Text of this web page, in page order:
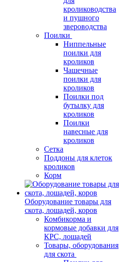
кролиководства
и пушного
звероводства
Поилки
Ниппельные
поилки для
кроликов
Чашечные
поилки для
кроликов
Поилки под
бутылку для
кроликов
Поилки
навесные для
кроликов
Сетка
Поддоны для клеток
кроликов
Корм
Оборудование товары для
скота, лошадей, коров
Комбикорма и
кормовые добавки для
КРС, лошадей
Товары, оборудования
для скота